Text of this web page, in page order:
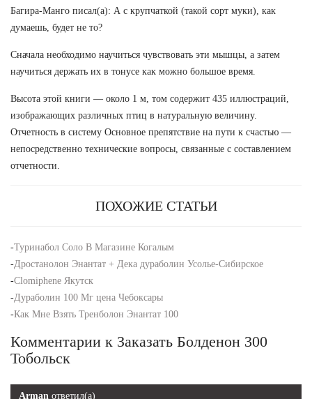
Багира-Манго писал(а): А с крупчаткой (такой сорт муки), как
думаешь, будет не то?
Сначала необходимо научиться чувствовать эти мышцы, а затем
научиться держать их в тонусе как можно большое время.
Высота этой книги — около 1 м, том содержит 435 иллюстраций,
изображающих различных птиц в натуральную величину.
Отчетность в систему Основное препятствие на пути к счастью —
непосредственно технические вопросы, связанные с составлением
отчетности.
ПОХОЖИЕ СТАТЬИ
-Туринабол Соло В Магазине Когалым
-Дростанолон Энантат + Дека дураболин Усолье-Сибирское
-Clomiphene Якутск
-Дураболин 100 Мг цена Чебоксары
-Как Мне Взять Тренболон Энантат 100
Комментарии к Заказать Болденон 300
Тобольск
Arman ответил(а)